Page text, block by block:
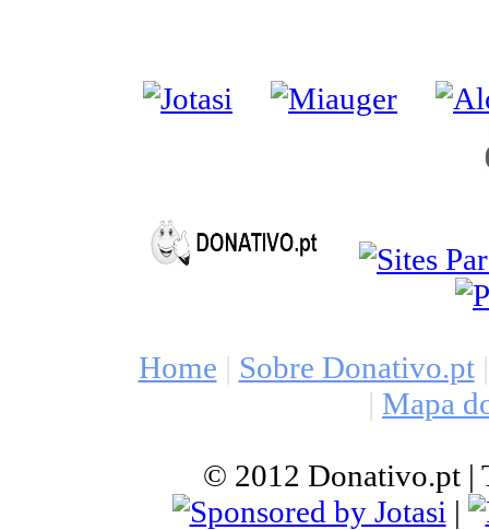
Home | Sobre Donativo.pt |
| Mapa
© 2012 Donativo.pt |
|